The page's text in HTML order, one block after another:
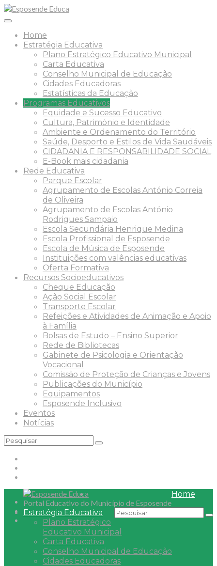
Home
Estratégia Educativa
Plano Estratégico Educativo Municipal
Carta Educativa
Conselho Municipal de Educação
Cidades Educadoras
Estatísticas da Educação
Programas Educativos
Equidade e Sucesso Educativo
Cultura, Património e Identidade
Ambiente e Ordenamento do Território
Saúde, Desporto e Estilos de Vida Saudáveis
CIDADANIA E RESPONSABILIDADE SOCIAL
E-Book mais cidadania
Rede Educativa
Parque Escolar
Agrupamento de Escolas António Correia
de Oliveira
Agrupamento de Escolas António
Rodrigues Sampaio
Escola Secundária Henrique Medina
Escola Profissional de Esposende
Escola de Música de Esposende
Instituições com valências educativas
Oferta Formativa
Recursos Socioeducativos
Cheque Educação
Ação Social Escolar
Transporte Escolar
Refeições e Atividades de Animação e Apoio
à Família
Bolsas de Estudo – Ensino Superior
Rede de Bibliotecas
Gabinete de Psicologia e Orientação
Vocacional
Comissão de Proteção de Crianças e Jovens
Publicações do Município
Equipamentos
Esposende Inclusivo
Eventos
Notícias
Portal Educativo do Município de Esposende
Home
Estratégia Educativa
Plano Estratégico
Educativo Municipal
Carta Educativa
Conselho Municipal de Educação
Cidades Educadoras